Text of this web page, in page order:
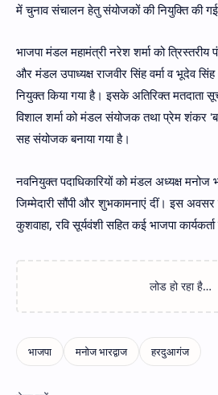
में चुनाव संचालन हेतु संयोजकों की नियुक्ति की
भाजपा मंडल महामंत्री नरेश शर्मा को
और मंडल उपाध्यक्ष राजवीर सिंह वर्मा व भूदेव
नियुक्त किया गया है। इसके अतिरिक्त मतदाता
विशाल शर्मा को मंडल संयोजक तथा प्रेम शंकर
सह संयोजक बनाया गया है।
नवनियुक्त पदाधिकारियों को मंडल अध्यक्ष मनोज
जिम्मेदारी सौंपी और शुभकामनाएं दीं। इस
कुशवाहा, रवि सूर्यवंशी सहित कई भाजपा